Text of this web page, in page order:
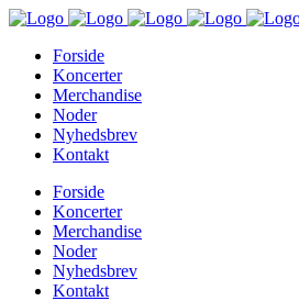
Forside
Koncerter
Merchandise
Noder
Nyhedsbrev
Kontakt
Forside
Koncerter
Merchandise
Noder
Nyhedsbrev
Kontakt